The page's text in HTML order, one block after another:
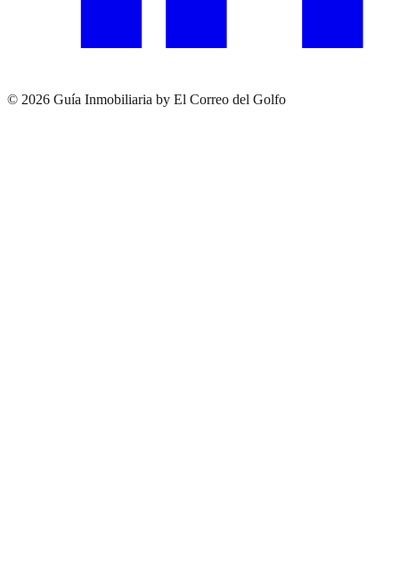
© 2026 Guía Inmobiliaria by El Correo del Golfo